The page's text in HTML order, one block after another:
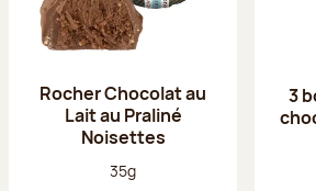
Rocher Chocolat au
Lait au Praliné
Noisettes
Poids net :
35g
3